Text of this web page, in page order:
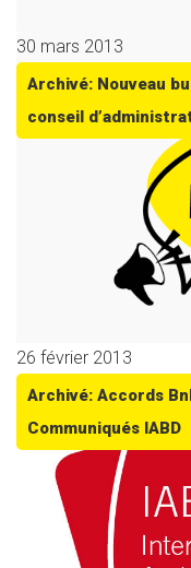
30 mars 2013
Archivé: Nouveau
conseil
26 février 2013
Archivé: Accords
Communiqués IABD